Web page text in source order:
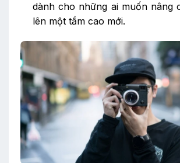
dành cho những ai muốn nâng
lên một tầm cao mới.